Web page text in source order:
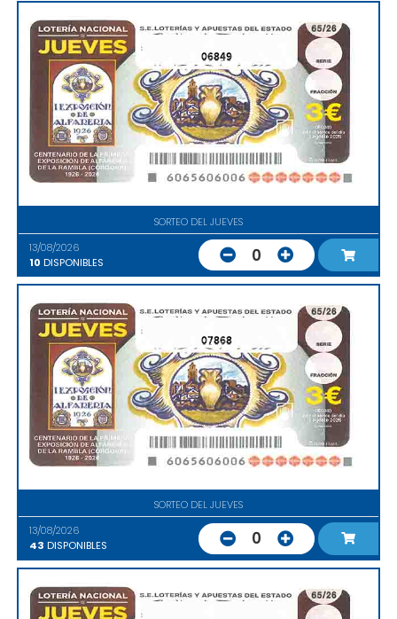
06849
SORTEO DEL JUEVES
13/08/2026
10 DISPONIBLES 0
07868
SORTEO DEL JUEVES
13/08/2026
43 DISPONIBLES 0